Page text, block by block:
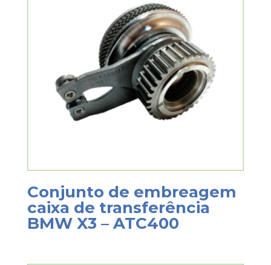
Conjunto de embreagem
caixa de transferência
BMW X3 – ATC400